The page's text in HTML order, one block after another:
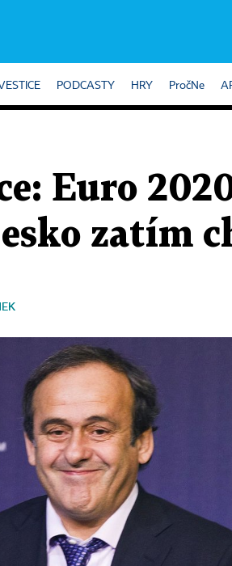
PODCASTY HRY PročNe
Euro
zatím